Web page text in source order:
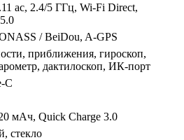
ac, 2.4/5 ГГц, Wi-Fi Direct,
/ BeiDou, A-GPS
приближения, гироскоп,
дактилоскоп, ИК-порт
C
мАч, Quick Charge 3.0
стекло